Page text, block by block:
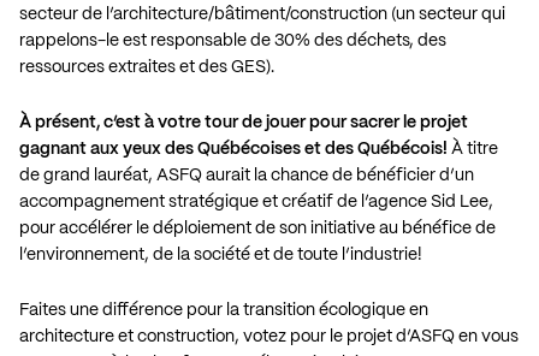
secteur de l’architecture/bâtiment/construction (un secteur qui
rappelons-le est responsable de 30% des déchets, des
ressources extraites et des GES).
À présent, c’est à votre tour de jouer pour sacrer le projet
gagnant aux yeux des Québécoises et des Québécois! À titre
de grand lauréat, ASFQ aurait la chance de bénéficier d’un
accompagnement stratégique et créatif de l’agence Sid Lee,
pour accélérer le déploiement de son initiative au bénéfice de
l’environnement, de la société et de toute l’industrie!
Faites une différence pour la transition écologique en
architecture et construction, votez pour le projet d’ASFQ en vous